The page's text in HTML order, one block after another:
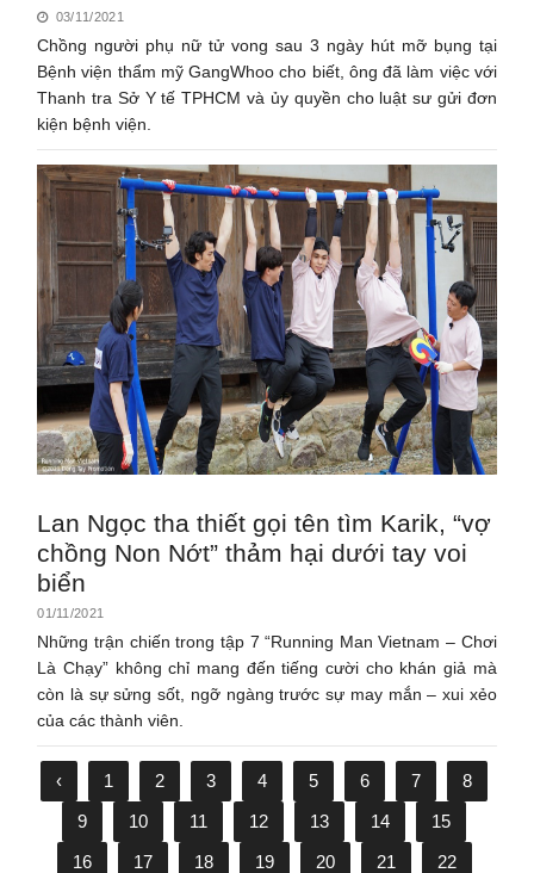
03/11/2021
Chồng người phụ nữ tử vong sau 3 ngày hút mỡ bụng tại
Bệnh viện thẩm mỹ GangWhoo cho biết, ông đã làm việc với
Thanh tra Sở Y tế TPHCM và ủy quyền cho luật sư gửi đơn
kiện bệnh viện.
Lan Ngọc tha thiết gọi tên tìm Karik, “vợ
chồng Non Nớt” thảm hại dưới tay voi
biển
01/11/2021
Những trận chiến trong tập 7 “Running Man Vietnam – Chơi
Là Chạy” không chỉ mang đến tiếng cười cho khán giả mà
còn là sự sửng sốt, ngỡ ngàng trước sự may mắn – xui xẻo
của các thành viên.
‹ 1 2 3 4 5 6 7
8
9
10 11 12 13 14
15
16
17 18 19 20 21
22